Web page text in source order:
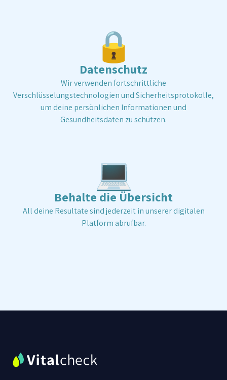
🔒
Datenschutz
Wir verwenden fortschrittliche
Verschlüsselungstechnologien und Sicherheitsprotokolle,
um deine persönlichen Informationen und
Gesundheitsdaten zu schützen.
💻
Behalte die Übersicht
All deine Resultate sind jederzeit in unserer digitalen
Platform abrufbar.